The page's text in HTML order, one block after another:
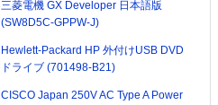
三菱電機 GX Developer 日本語版
(SW8D5C-GPPW-J)
Hewlett-Packard HP 外付けUSB DVD
ドライブ (701498-B21)
CISCO Japan 250V AC Type A Power